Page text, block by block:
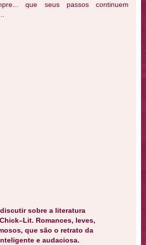
que seus passos continuem
sobre a literatura
Romances, leves,
que são o retrato da
e audaciosa.